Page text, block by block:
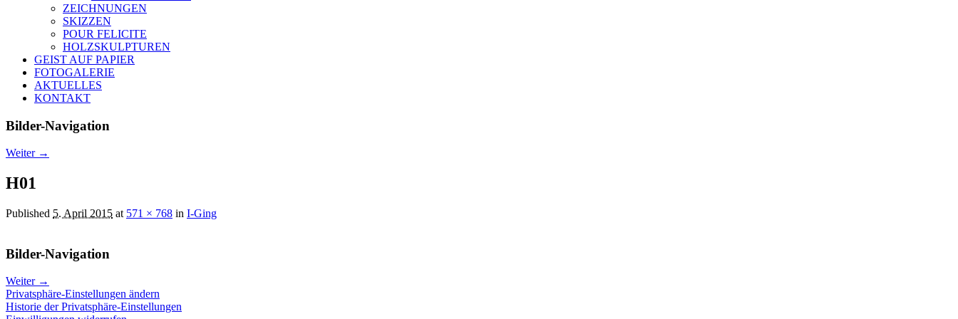
ZEICHNUNGEN
SKIZZEN
POUR FELICITE
HOLZSKULPTUREN
GEIST AUF PAPIER
FOTOGALERIE
AKTUELLES
KONTAKT
Bilder-Navigation
Weiter →
H01
Published 5. April 2015 at 571 × 768 in I-Ging
Bilder-Navigation
Weiter →
Privatsphäre-Einstellungen ändern
Historie der Privatsphäre-Einstellungen